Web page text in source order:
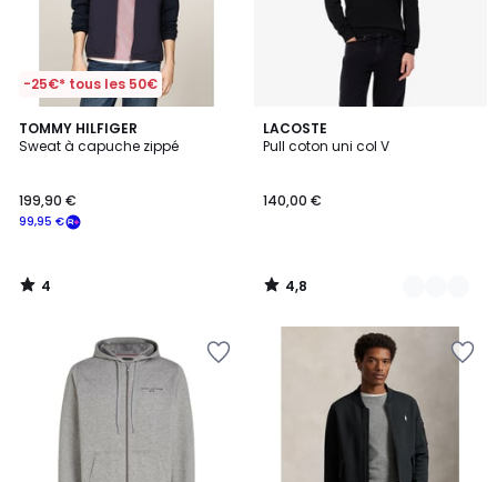
-25€* tous les 50€
TOMMY HILFIGER
Sweat à capuche zippé
99,95 €
199,90 €
4
/
4
/
LACOSTE
Pull coton uni col V
140,00 €
4,8
/ 5
2
Couleurs
4,8
/